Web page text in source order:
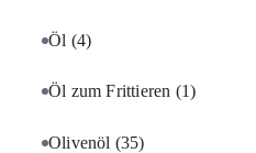
Öl (4)
Öl zum Frittieren (1)
Olivenöl (35)